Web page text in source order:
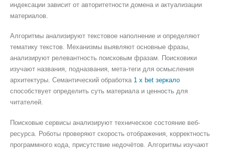
индексации зависит от авторитетности домена и актуализации
материалов.
Алгоритмы анализируют текстовое наполнение и определяют
тематику текстов. Механизмы выявляют основные фразы,
анализируют релевантность поисковым фразам. Поисковики
изучают названия, подназвания, мета-теги для осмысления
архитектуры. Семантический обработка 1 x bet зеркало
способствует определить суть материала и ценность для
читателей.
Поисковые сервисы анализируют техническое состояние веб-
ресурса. Роботы проверяют скорость отображения, корректность
программного кода, присутствие недочётов. Алгоритмы изучают